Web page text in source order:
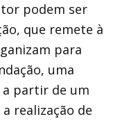
podem ser
que remete à
para
uma
partir de um
realização de